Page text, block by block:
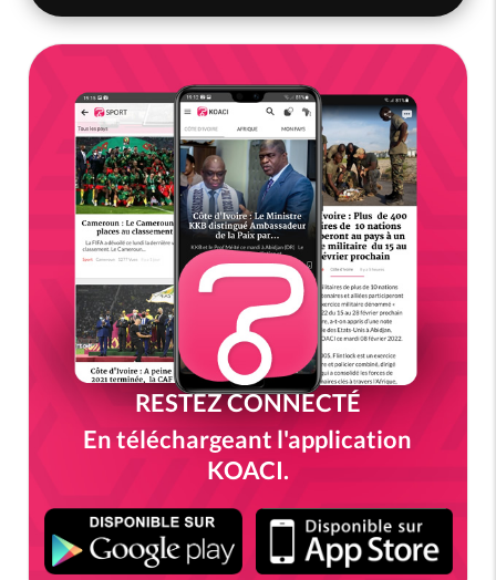
RESTEZ CONNECTÉ
En téléchargeant l'application
KOACI.